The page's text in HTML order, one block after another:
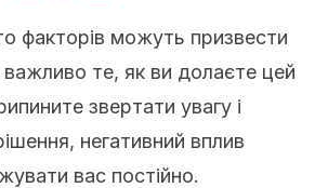
факторів можуть призвести
важливо те, як ви долаєте цей
звертати увагу і
негативний вплив
вас постійно.